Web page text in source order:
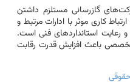
گازرسانی مستلزم داشتن
کاری موثر با ادارات مرتبط و
استانداردهای فنی است.
باعث افزایش قدرت رقابت